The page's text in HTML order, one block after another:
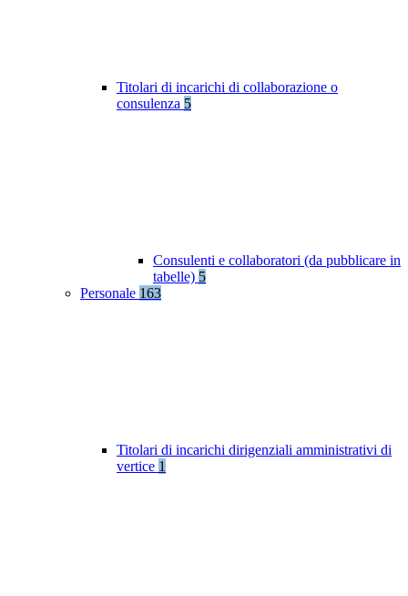
Titolari di incarichi di collaborazione o
consulenza 5
Consulenti e collaboratori (da pubblicare in
tabelle) 5
Personale 163
Titolari di incarichi dirigenziali amministrativi di
vertice 1